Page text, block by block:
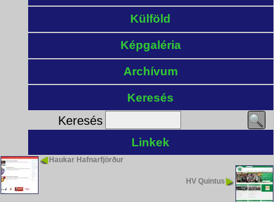
Külföld
Képgaléria
Archívum
Keresés
Keresés
Linkek
Haukar Hafnarfjörður
HV Quintus